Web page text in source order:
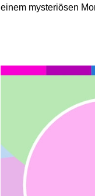
einem mysteriösen